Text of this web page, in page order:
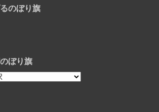
のぼり旗
ぼり旗